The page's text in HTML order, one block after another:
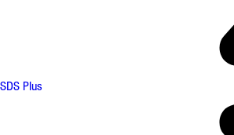
SDS Plus